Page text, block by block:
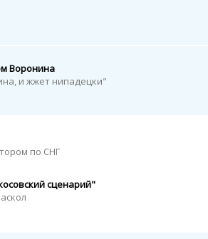
Воронина
и жжет нипадецки"
по СНГ
сценарий"